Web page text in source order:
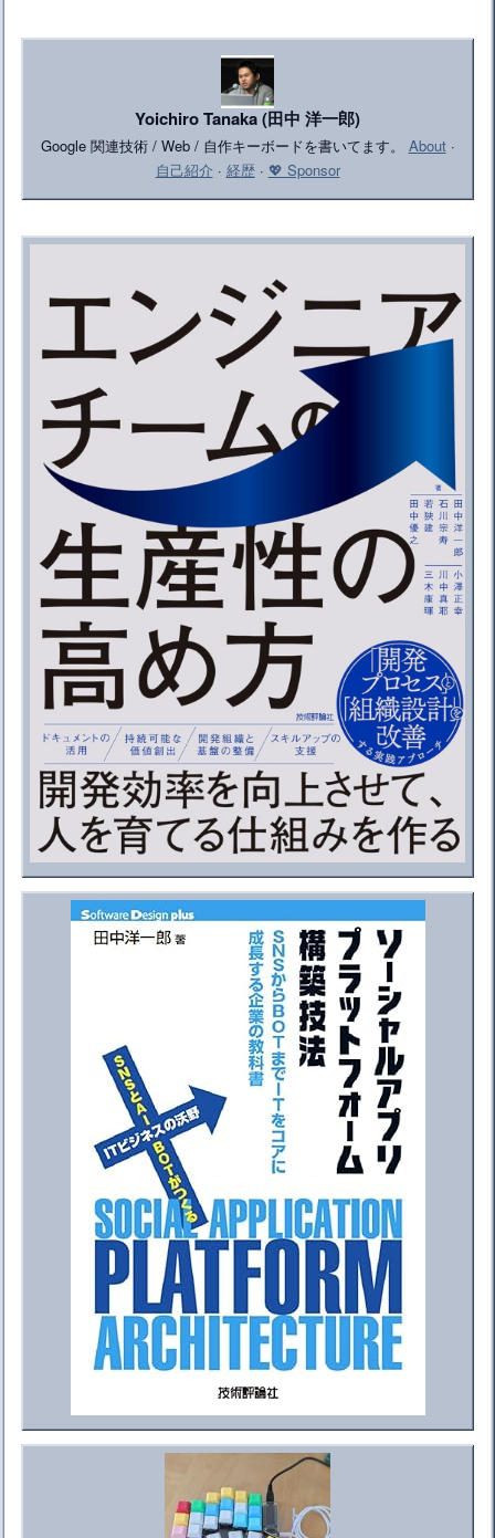
Yoichiro Tanaka (田中 洋一郎)
Google 関連技術 / Web / 自作キーボードを書いてます。 About·
自己紹介 · 経歴· 💖 Sponsor